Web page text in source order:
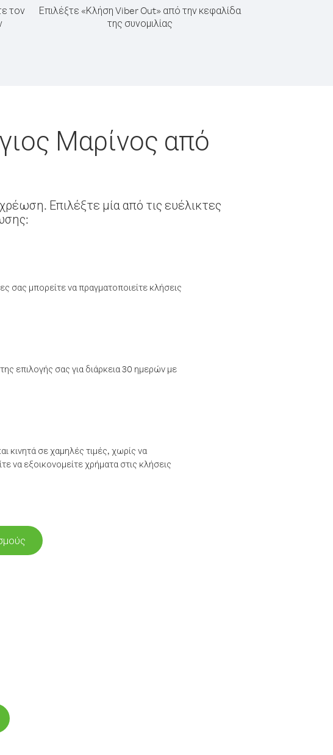
τον
Επιλέξτε «Κλήση Viber Out» από την κεφαλίδα
της συνομιλίας
Μαρίνος από
Επιλέξτε μία από τις ευέλικτες
σας μπορείτε να πραγματοποιείτε κλήσεις
επιλογής σας για διάρκεια 30 ημερών με
κινητά σε χαμηλές τιμές, χωρίς να
να εξοικονομείτε χρήματα στις κλήσεις